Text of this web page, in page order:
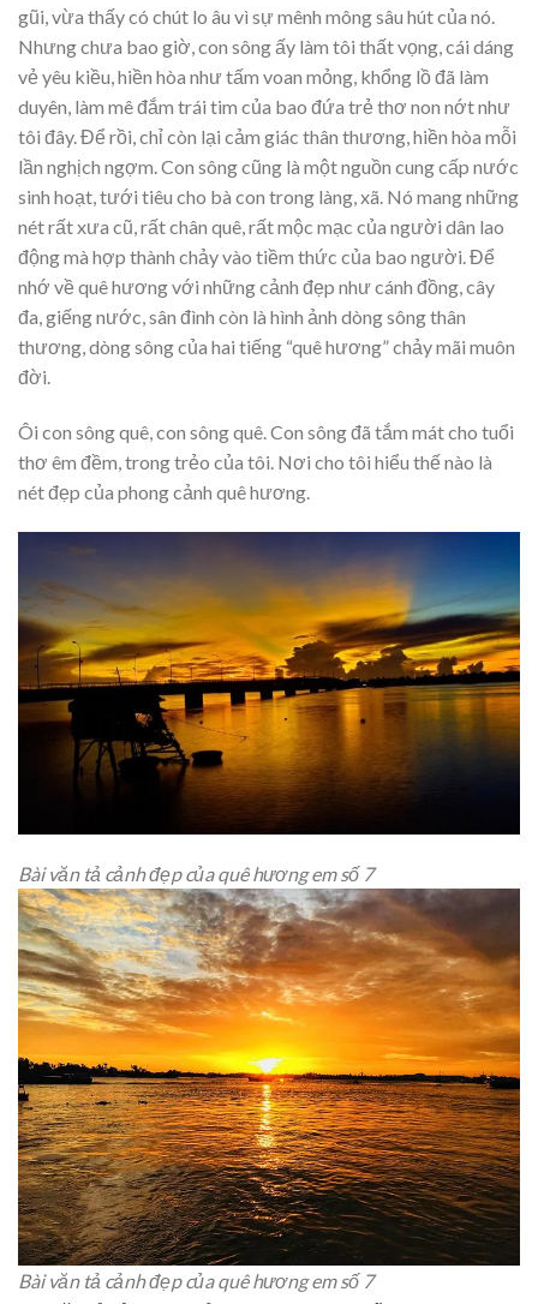
gũi, vừa thấy có chút lo âu vì sự mênh mông sâu hút của nó.
Nhưng chưa bao giờ, con sông ấy làm tôi thất vọng, cái dáng
vẻ yêu kiều, hiền hòa như tấm voan mỏng, khổng lồ đã làm
duyên, làm mê đắm trái tim của bao đứa trẻ thơ non nớt như
tôi đây. Để rồi, chỉ còn lại cảm giác thân thương, hiền hòa mỗi
lần nghịch ngợm. Con sông cũng là một nguồn cung cấp nước
sinh hoạt, tưới tiêu cho bà con trong làng, xã. Nó mang những
nét rất xưa cũ, rất chân quê, rất mộc mạc của người dân lao
động mà hợp thành chảy vào tiềm thức của bao người. Để
nhớ về quê hương với những cảnh đẹp như cánh đồng, cây
đa, giếng nước, sân đình còn là hình ảnh dòng sông thân
thương, dòng sông của hai tiếng “quê hương” chảy mãi muôn
đời.
Ôi con sông quê, con sông quê. Con sông đã tắm mát cho tuổi
thơ êm đềm, trong trẻo của tôi. Nơi cho tôi hiểu thế nào là
nét đẹp của phong cảnh quê hương.
Bài văn tả cảnh đẹp của quê hương em số 7
Bài văn tả cảnh đẹp của quê hương em số 7